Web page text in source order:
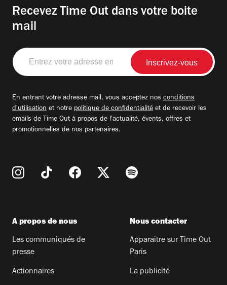
Recevez Time Out dans votre boite
mail
Entrez
votre
adresse
En entrant votre adresse mail, vous acceptez nos conditions
d'utilisation et notre politique de confidentialité et de recevoir les
emails de Time Out à propos de l'actualité, évents, offres et
promotionnelles de nos partenaires.
A propos de nous
Les communiqués de
presse
Actionnaires
Nous contacter
Apparaitre sur Time Out
Paris
La publicité